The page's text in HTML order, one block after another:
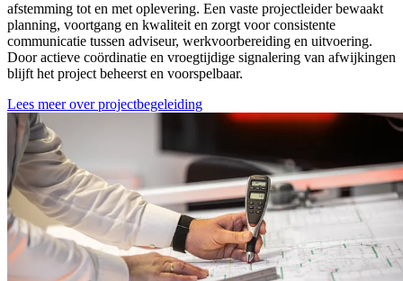
afstemming tot en met oplevering. Een vaste projectleider bewaakt
planning, voortgang en kwaliteit en zorgt voor consistente
communicatie tussen adviseur, werkvoorbereiding en uitvoering.
Door actieve coördinatie en vroegtijdige signalering van afwijkingen
blijft het project beheerst en voorspelbaar.
Lees meer over projectbegeleiding